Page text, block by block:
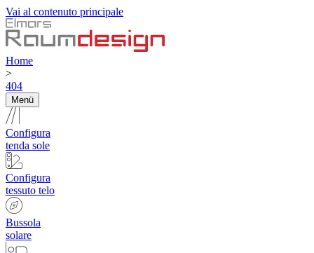
Vai al contenuto principale
Home
>
404
Menü
Configura
tenda sole
Configura
tessuto telo
Bussola
solare